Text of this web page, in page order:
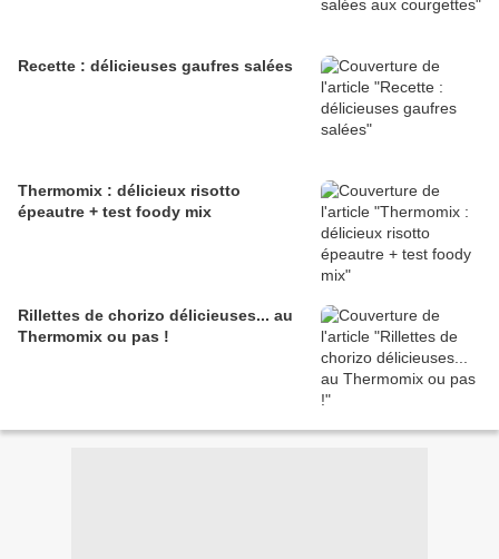
Recette : délicieuses gaufres salées
Thermomix : délicieux risotto
épeautre + test foody mix
Rillettes de chorizo délicieuses... au
Thermomix ou pas !